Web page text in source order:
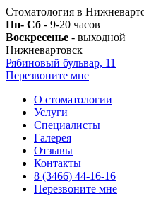
Стоматология в
Пн- Сб - 9-20 часов
Воскресенье - выходной
Нижневартовск
Рябиновый бульвар, 11
Перезвоните мне
О стоматологии
Услуги
Специалисты
Галерея
Отзывы
Контакты
8 (3466) 44-16-16
Перезвоните мне